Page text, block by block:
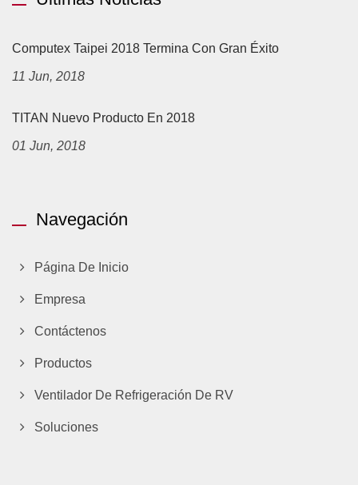
Computex Taipei 2018 Termina Con Gran Éxito
11 Jun, 2018
TITAN Nuevo Producto En 2018
01 Jun, 2018
Navegación
Página De Inicio
Empresa
Contáctenos
Productos
Ventilador De Refrigeración De RV
Soluciones